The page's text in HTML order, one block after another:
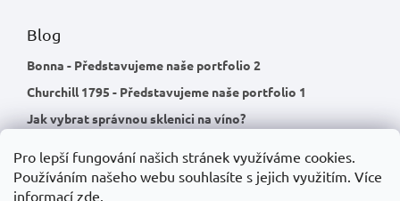
Pro lepší fungování našich stránek využíváme cookies.
Používáním našeho webu souhlasíte s jejich využitím. Více
informací zde.
Blog
Bonna - Představujeme naše portfolio 2
Churchill 1795 - Představujeme naše portfolio 1
Jak vybrat správnou sklenici na víno?